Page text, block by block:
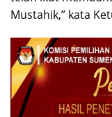
Mustahik,” kata